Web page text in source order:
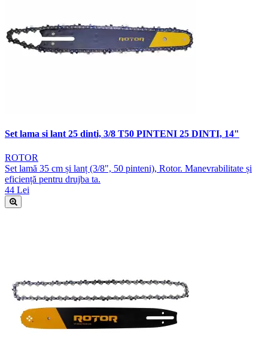
Set lama si lant 25 dinti, 3/8 T50 PINTENI 25 DINTI, 14"
ROTOR
Set lamă 35 cm și lanț (3/8", 50 pinteni), Rotor. Manevrabilitate și
eficiență pentru drujba ta.
44 Lei